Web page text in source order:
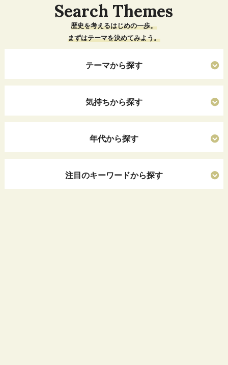
Search Themes
歴史を考えるはじめの一歩。
まずはテーマを決めてみよう。
テーマから探す
気持ちから探す
年代から探す
注目のキーワードから探す